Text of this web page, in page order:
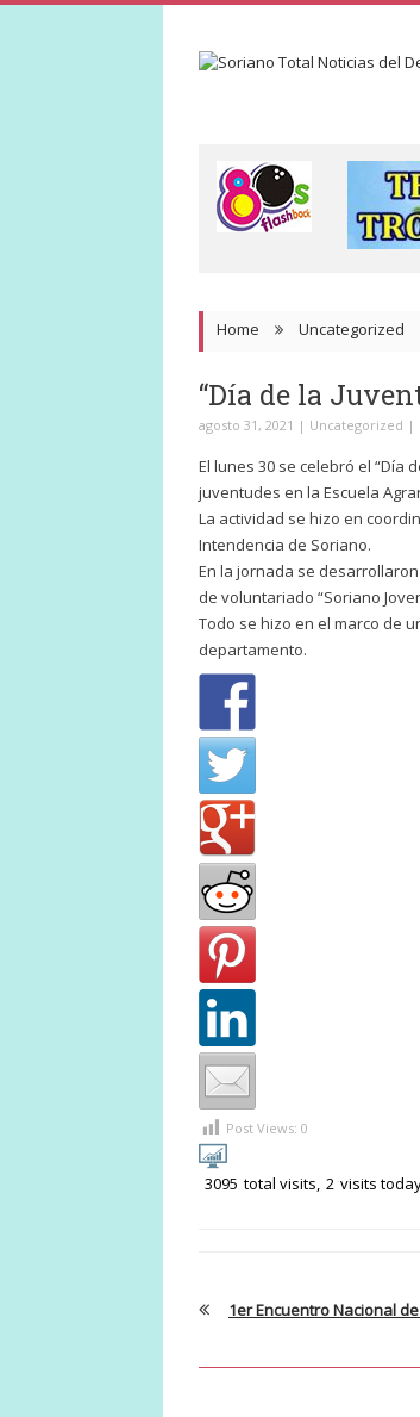
Home Uncategorized
“Día de la
agosto 31, 2021 | Uncategorized |
El lunes 30 se celebró el “Día
juventudes en la Escuela
La actividad se hizo en
Intendencia de Soriano.
En la jornada se
de voluntariado “Soriano
Todo se hizo en el marco de
departamento.
Post Views: 0
3095 total visits, 2 visits
1er Encuentro Nacional